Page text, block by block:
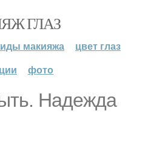
ГЛАЗ
макияжа
цвет глаз
фото
Надежда